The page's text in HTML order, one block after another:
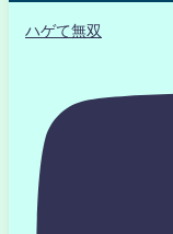
ハゲて無双